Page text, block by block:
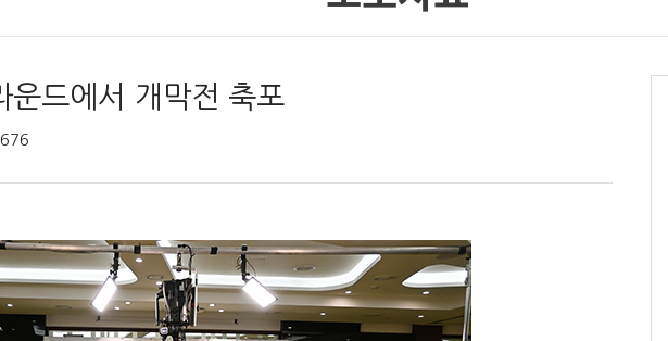
운드에서 개막전 축포
676